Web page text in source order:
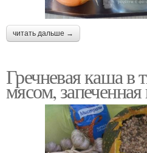
читать дальше →
Гречневая каша в
мясом,